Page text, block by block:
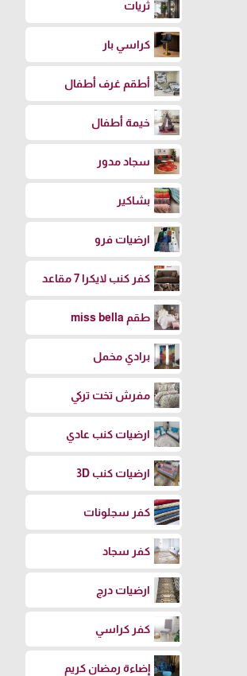
ثريات
كراسي بار
أطقم غرف أطفال
خيمة أطفال
سجاد مدور
بشاكير
ارضيات فرو
كفر كنب لايكرا 7 مقاعد
طقم miss bella
برادي مخمل
مفرش تخت تركي
ارضيات كنب عادي
ارضيات كنب 3D
كفر سجلونات
كفر سجاد
ارضيات درج
كفر كراسي
إضاءة رمضان كريم